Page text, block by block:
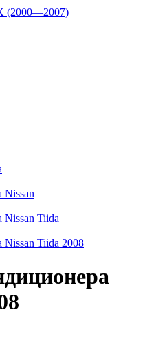
(2000—2007)
Nissan
Nissan Tiida
Nissan Tiida 2008